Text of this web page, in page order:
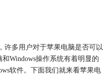
许多用户对于苹果电脑是否可以
Windows操作系统有着明显的
软件。下面我们就来看苹果电